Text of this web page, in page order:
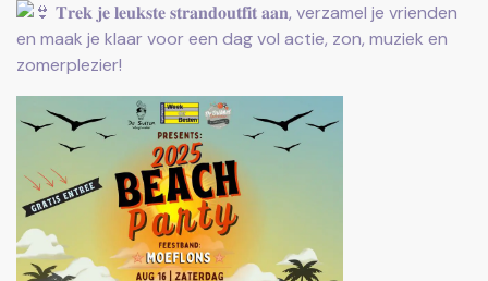
𝐓𝐫𝐞𝐤 𝐣𝐞 𝐥𝐞𝐮𝐤𝐬𝐭𝐞 𝐬𝐭𝐫𝐚𝐧𝐝𝐨𝐮𝐭𝐟𝐢𝐭 𝐚𝐚𝐧, verzamel je vrienden
en maak je klaar voor een dag vol actie, zon, muziek en
zomerplezier!